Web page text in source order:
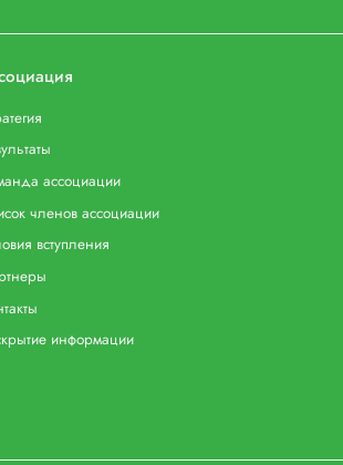
ассоциации
членов ассоциации
вступления
информации